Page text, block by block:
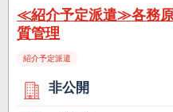
≪紹介予定派遣≫各務
質管理
紹介予定派遣
非公開